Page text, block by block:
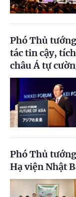
Phó Thủ
tác tin cậy,
châu Á tự
Phó Thủ
Hạ viện Nhật